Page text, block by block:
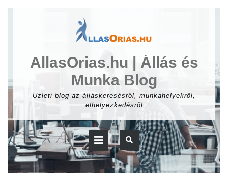
AllasOrias.hu | Állás és
Munka Blog
Üzleti blog az álláskeresésről, munkahelyekről,
elhelyezkedésről
Open
Button